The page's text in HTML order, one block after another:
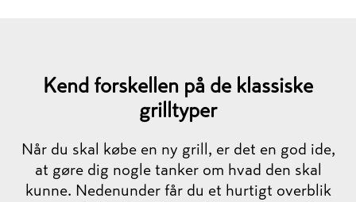
Kend forskellen på de klassiske
grilltyper
Når du skal købe en ny grill, er det en god ide,
at gøre dig nogle tanker om hvad den skal
kunne. Nedenunder får du et hurtigt overblik